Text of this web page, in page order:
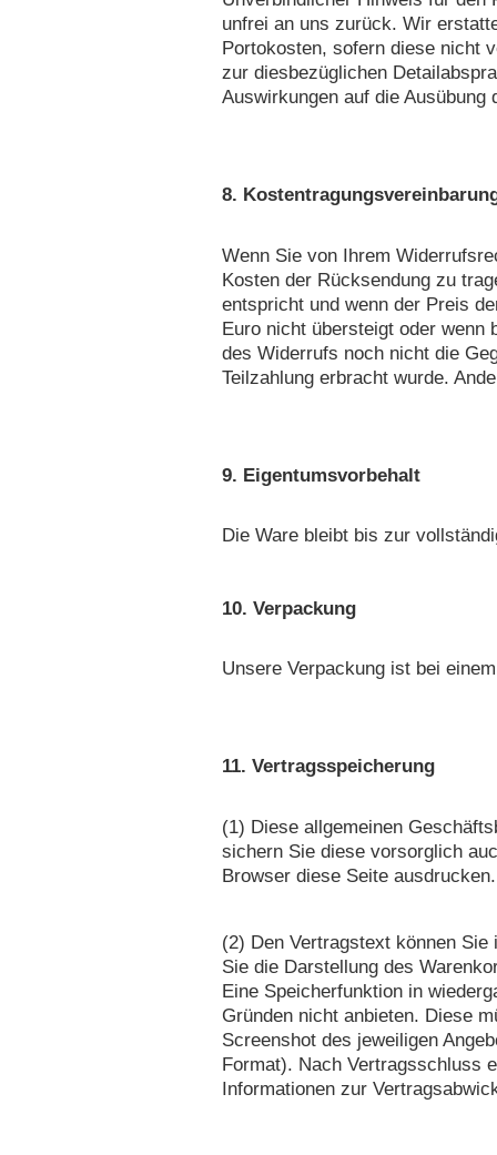
unfrei an uns zurück. Wir
Portokosten, sofern diese nicht
zur diesbezüglichen
Auswirkungen auf die Ausübung
8.
Wenn Sie von Ihrem
Kosten der Rücksendung zu
entspricht und wenn der Preis
Euro nicht übersteigt oder wenn
des Widerrufs noch nicht die
Teilzahlung erbracht wurde.
9. Eigentumsvorbehalt
Die Ware bleibt bis zur
10. Verpackung
Unsere Verpackung ist bei
11. Vertragsspeicherung
(1) Diese allgemeinen
sichern Sie diese vorsorglich
Browser diese Seite ausdrucken.
(2) Den Vertragstext können
Sie die Darstellung des
Eine Speicherfunktion in
Gründen nicht anbieten. Diese
Screenshot des jeweiligen
Format). Nach Vertragsschluss
Informationen zur